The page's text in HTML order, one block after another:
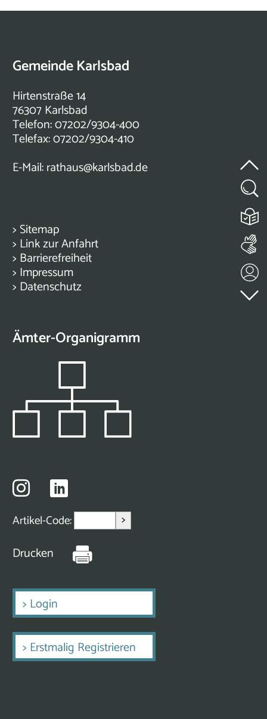
Gemeinde Karlsbad
Hirtenstraße 14
76307 Karlsbad
Telefon: 07202/9304-400
Telefax: 07202/9304-410
E-Mail:rathaus@karlsbad.de
> Sitemap
> Link zur Anfahrt
> Barrierefreiheit
> Impressum
> Datenschutz
Ämter-Organigramm
Artikel-Code: >
Drucken
> Login
> Erstmalig Registrieren